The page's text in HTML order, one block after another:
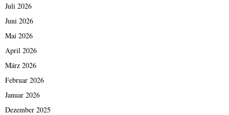
Juli 2026
Juni 2026
Mai 2026
April 2026
März 2026
Februar 2026
Januar 2026
Dezember 2025